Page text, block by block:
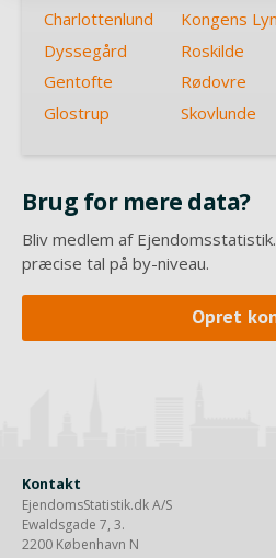
Charlottenlund
Kongens
Dyssegård
Roskilde
Gentofte
Rødovre
Glostrup
Skovlunde
Brug for mere data?
Bliv medlem af
præcise tal på by-niveau.
Opret
Kontakt
EjendomsStatistik.dk A/S
Ewaldsgade 7, 3.
2200 København N